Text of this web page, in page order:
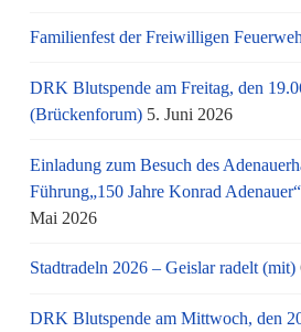
Familienfest der Freiwilligen
DRK Blutspende am Freitag, den
(Brückenforum) 5. Juni 2026
Einladung zum Besuch des
Führung„150 Jahre Konrad
Mai 2026
Stadtradeln 2026 – Geislar radelt (mit)
DRK Blutspende am Mittwoch, den